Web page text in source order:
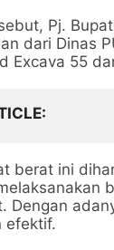
Pj.
dari Dinas
Excava 55
berat ini
Dengan
efektif.